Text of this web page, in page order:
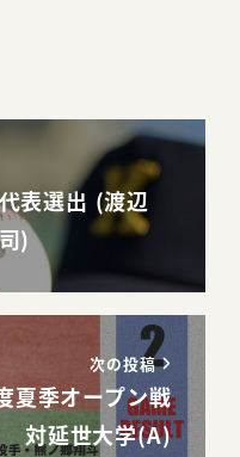
表選出 (渡辺
)
次の投稿
夏季オープン戦
対延世大学(A)